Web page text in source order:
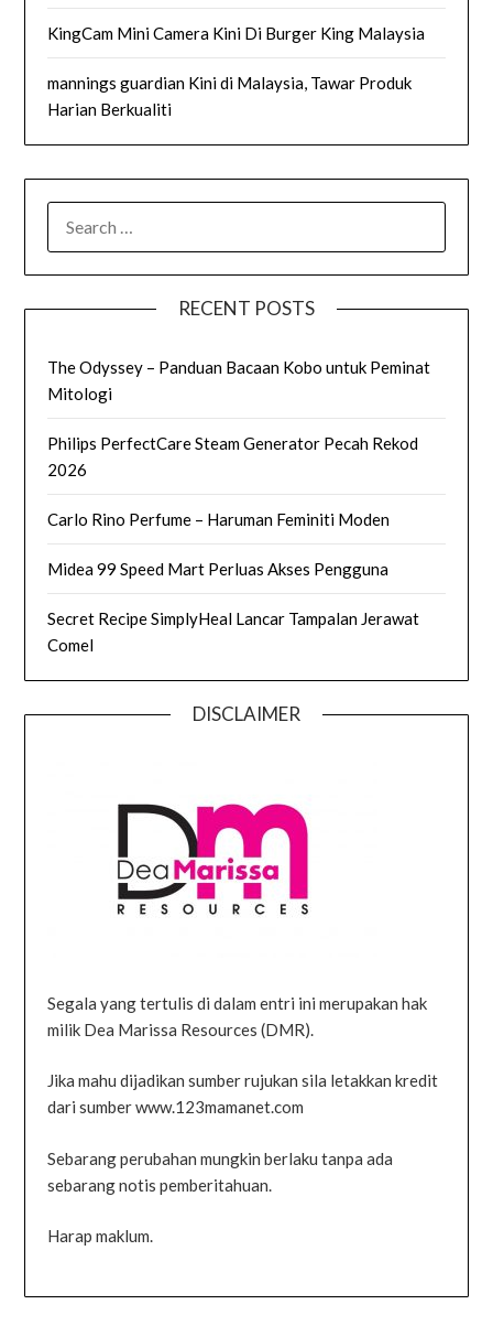
KingCam Mini Camera Kini Di Burger King Malaysia
mannings guardian Kini di Malaysia, Tawar Produk
Harian Berkualiti
FOR:
RECENT POSTS
The Odyssey – Panduan Bacaan Kobo untuk Peminat
Mitologi
Philips PerfectCare Steam Generator Pecah Rekod
2026
Carlo Rino Perfume – Haruman Feminiti Moden
Midea 99 Speed Mart Perluas Akses Pengguna
Secret Recipe SimplyHeal Lancar Tampalan Jerawat
Comel
DISCLAIMER
Segala yang tertulis di dalam entri ini merupakan hak
milik Dea Marissa Resources (DMR).
Jika mahu dijadikan sumber rujukan sila letakkan kredit
dari sumber www.123mamanet.com
Sebarang perubahan mungkin berlaku tanpa ada
sebarang notis pemberitahuan.
Harap maklum.